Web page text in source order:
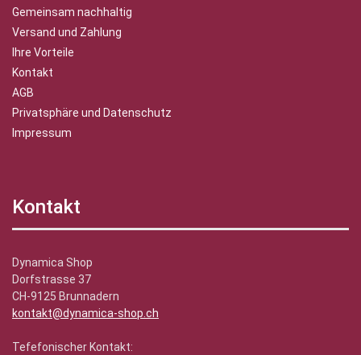
Gemeinsam nachhaltig
Versand und Zahlung
Ihre Vorteile
Kontakt
AGB
Privatsphäre und Datenschutz
Impressum
Kontakt
Dynamica Shop
Dorfstrasse 37
CH-9125 Brunnadern
kontakt@dynamica-shop.ch
Tefefonischer Kontakt: